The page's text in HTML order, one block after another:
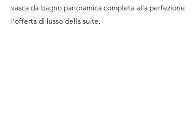
vasca da bagno panoramica completa alla perfezione
l'offerta di lusso della suite.